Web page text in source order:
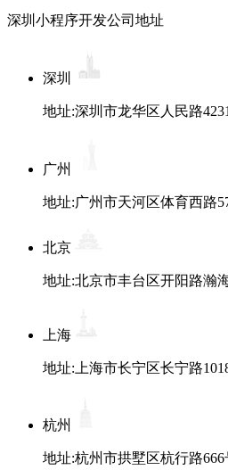
深圳小程序开发公司地址
深圳
地址:深圳市龙华区人民路
广州
地址:广州市天河区体育西路
北京
地址:北京市丰台区开阳路瀚
上海
地址:上海市长宁区长宁路
杭州
地址:杭州市拱墅区杭行路